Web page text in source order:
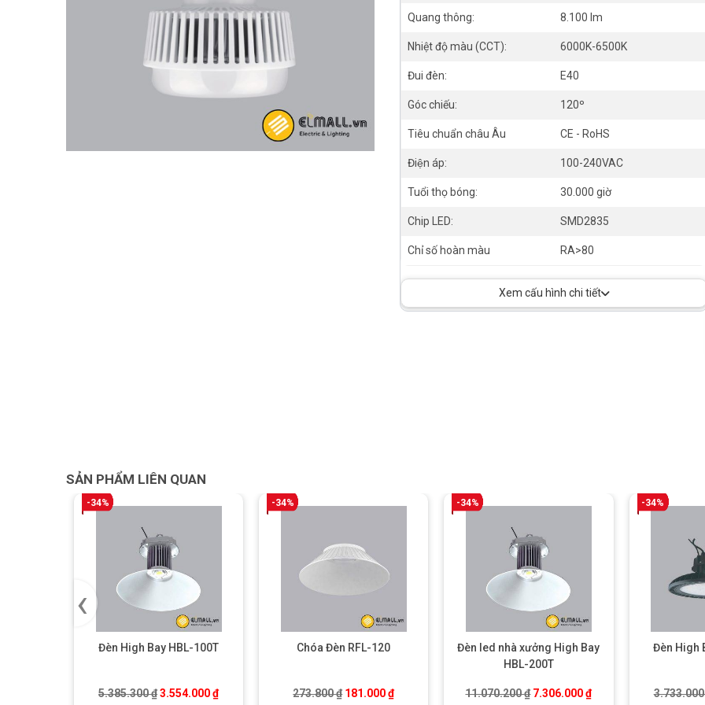
Quang thông: 8.100 lm
Nhiệt độ màu (CCT): 6000K-6500K
Đui đèn: E40
Góc chiếu: 120º
Tiêu chuẩn châu Âu CE - RoHS
Điện áp: 100-240VAC
Tuổi thọ bóng: 30.000 giờ
Chip LED: SMD2835
Chỉ số hoàn màu RA>80
Xem cấu hình chi tiết
SẢN PHẨM LIÊN QUAN
-34%
Đèn High Bay HBL-100T
5.385.300₫Giá gốc là: 5.385.300 ₫.
3.554.000₫Giá hiện tại là: 3.554.000 ₫.
-34%
Chóa Đèn RFL-120
273.800₫ Giá gốc là: 273.800 ₫.
181.000₫Giá hiện tại là: 181.000 ₫.
-34%
Đèn led nhà xưởng High Bay
HBL-200T
11.070.200₫ Giá gốc là: 11.070.200 ₫.
7.306.000₫Giá hiện tại là:
-34%
Đèn High
‹